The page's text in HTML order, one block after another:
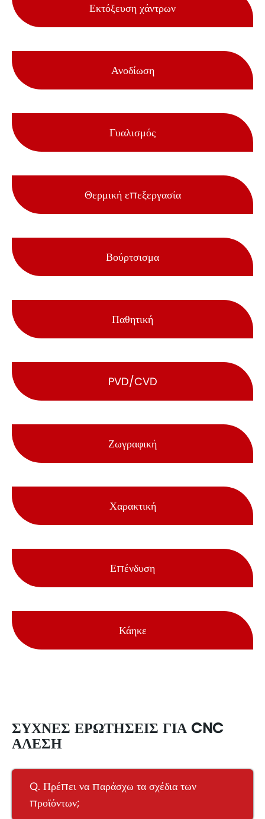
Εκτόξευση χάντρων
Ανοδίωση
Γυαλισμός
Θερμική επεξεργασία
Βούρτσισμα
Παθητική
PVD/CVD
Ζωγραφική
Χαρακτική
Επένδυση
Κάηκε
ΣΥΧΝΈΣ ΕΡΩΤΉΣΕΙΣ ΓΙΑ CNC
ΆΛΕΣΗ
Q. Πρέπει να παράσχω τα σχέδια των
προϊόντων;